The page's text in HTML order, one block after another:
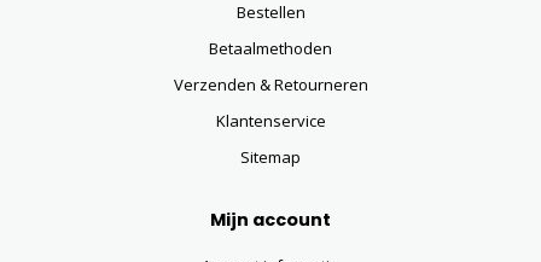
Bestellen
Betaalmethoden
Verzenden & Retourneren
Klantenservice
Sitemap
Mijn account